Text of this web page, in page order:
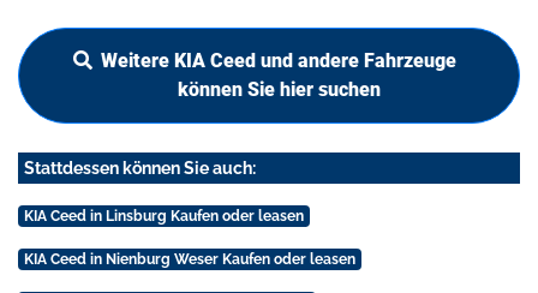
Weitere KIA Ceed und andere Fahrzeuge
können Sie hier suchen
Stattdessen können Sie auch:
KIA Ceed in Linsburg Kaufen oder leasen
KIA Ceed in Nienburg Weser Kaufen oder leasen